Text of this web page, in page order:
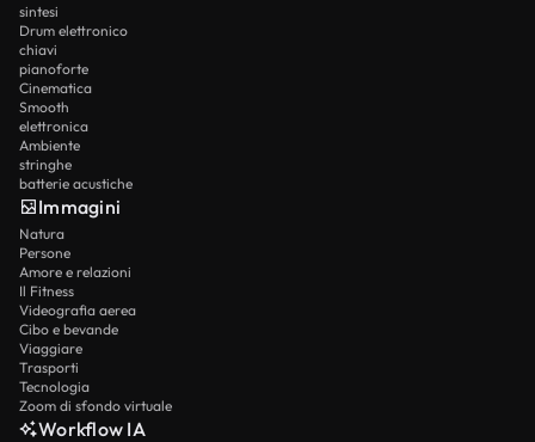
sintesi
Drum elettronico
chiavi
pianoforte
Cinematica
Smooth
elettronica
Ambiente
stringhe
batterie acustiche
Immagini
Natura
Persone
Amore e relazioni
Il Fitness
Videografia aerea
Cibo e bevande
Viaggiare
Trasporti
Tecnologia
Zoom di sfondo virtuale
Workflow IA